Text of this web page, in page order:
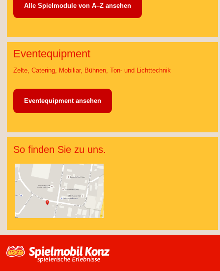
Alle Spielmodule von A–Z ansehen
Eventequipment
Zelte, Catering, Mobiliar, Bühnen, Ton- und Lichttechnik
Eventequipment ansehen
So finden Sie zu uns.